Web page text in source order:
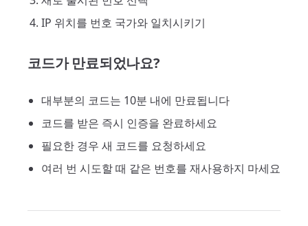
IP 위치를 번호 국가와 일치시키기
코드가 만료되었나요?
대부분의 코드는 10분 내에 만료됩니다
코드를 받은 즉시 인증을 완료하세요
필요한 경우 새 코드를 요청하세요
여러 번 시도할 때 같은 번호를 재사용하지 마세요